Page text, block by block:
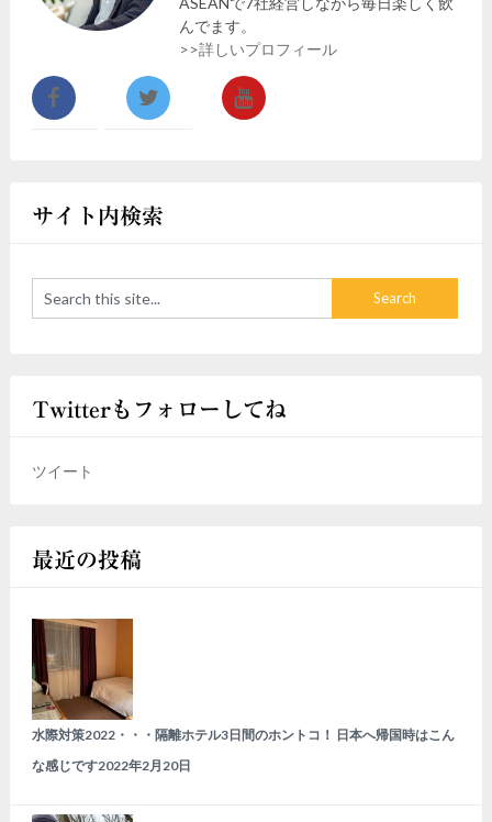
んでます。
>>詳しいプロフィール
サイト内検索
Twitterもフォローしてね
ツイート
最近の投稿
水際対策2022・・・隔離ホテル3日間のホントコ！ 日本へ帰国時はこん
な感じです2022年2月20日